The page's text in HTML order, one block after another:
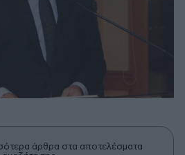
άρθρα στα αποτελέσματα